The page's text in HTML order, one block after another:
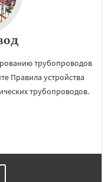
трубопроводов
Правила устройства
трубопроводов.